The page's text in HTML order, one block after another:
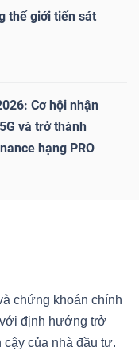
thế giới tiến sát
Cơ hội nhận
và trở thành
hạng PRO
chứng khoán chính
định hướng trở
của nhà đầu tư.